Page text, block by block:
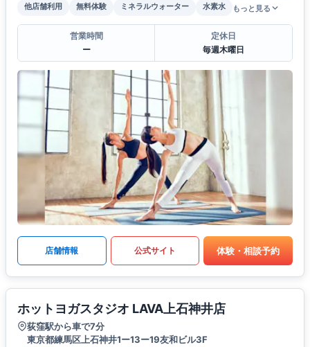
他店舗利用
無料体験 ミネラルウォーター 水素水 もっと見る
営業時間
ー
定休日
毎週木曜日
店舗情報 公式サイト 体験・相談予約
ホットヨガスタジオ LAVA上石神井店
荻窪駅から車で7分
東京都練馬区上石神井1ー13ー19友和ビル3F